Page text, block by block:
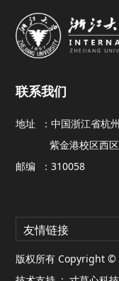
联系我们
地址 ：中国浙江省杭
紫金港校区西区
邮编 ：310058
友情链接
版权所有 Copyright ©